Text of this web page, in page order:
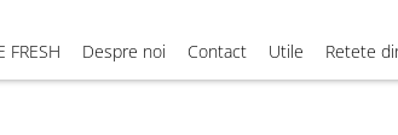
FRESH Despre noi Contact Utile Retete